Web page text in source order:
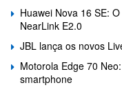
Huawei Nova 16 SE:
NearLink E2.0
JBL lança os novos
Motorola Edge 70
smartphone